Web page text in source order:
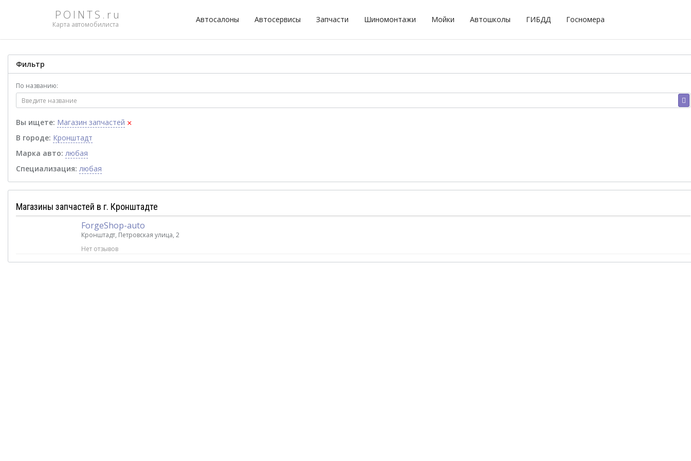
POINTS.ru
Карта автомобилиста
Автосалоны Автосервисы Запчасти Шиномонтажи Мойки Автошколы ГИБДД Госномера
Фильтр
По названию:
Вы ищете: Магазин запчастей ×
В городе: Кронштадт
Марка авто: любая
Специализация: любая
Магазины запчастей в г. Кронштадте
ForgeShop-auto
Кронштадт, Петровская улица, 2
Нет отзывов